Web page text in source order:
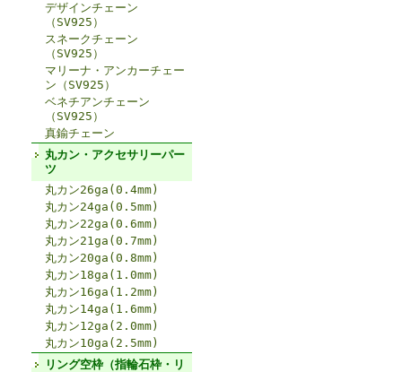
デザインチェーン
（SV925）
スネークチェーン
（SV925）
マリーナ・アンカーチェー
ン（SV925）
ベネチアンチェーン
（SV925）
真鍮チェーン
丸カン・アクセサリーパー
ツ
丸カン26ga(0.4mm)
丸カン24ga(0.5mm)
丸カン22ga(0.6mm)
丸カン21ga(0.7mm)
丸カン20ga(0.8mm)
丸カン18ga(1.0mm)
丸カン16ga(1.2mm)
丸カン14ga(1.6mm)
丸カン12ga(2.0mm)
丸カン10ga(2.5mm)
リング空枠（指輪石枠・リ